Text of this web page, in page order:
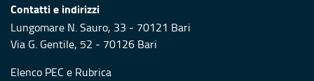
Contatti e indirizzi
Lungomare N. Sauro, 33 - 70121 Bari
Via G. Gentile, 52 - 70126 Bari
Elenco PEC e Rubrica